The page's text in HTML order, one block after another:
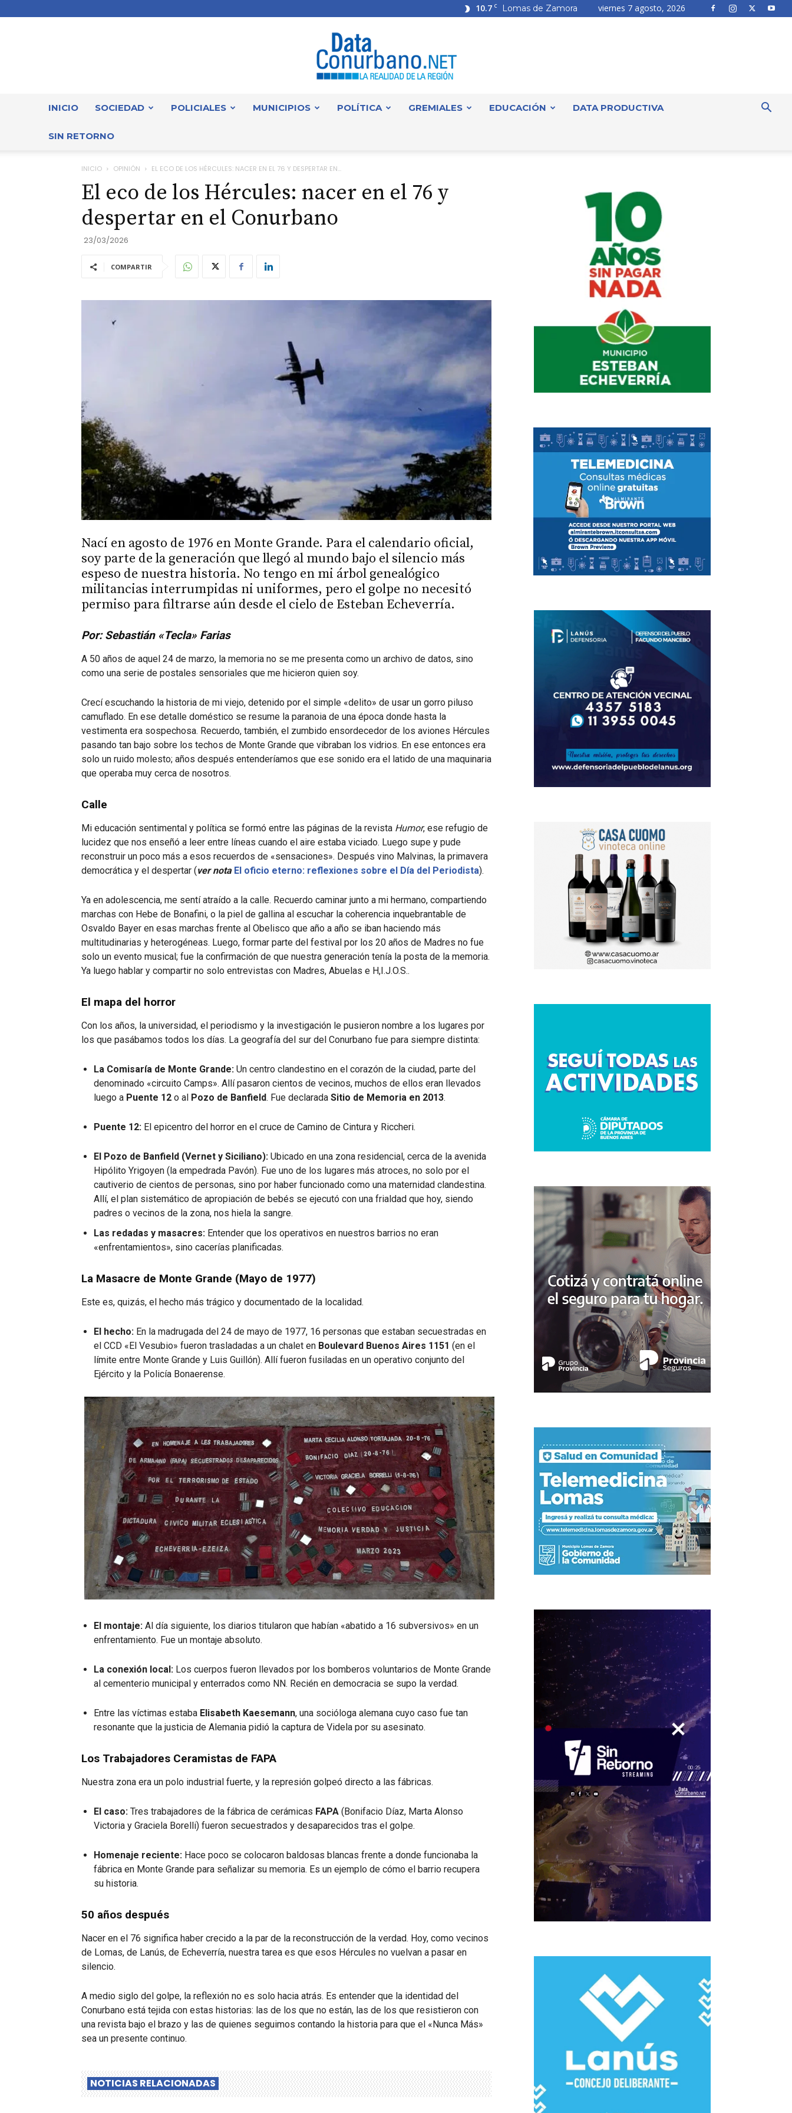
10.7 C Lomas de Zamora viernes 7 agosto, 2026
INICIO SOCIEDAD POLICIALES MUNICIPIOS POLÍTICA GREMIALES EDUCACIÓN DATA PRODUCTIVA
SIN RETORNO
INICIO OPINIÓN EL ECO DE LOS HÉRCULES: NACER EN EL 76 Y DESPERTAR EN...
El eco de los Hércules: nacer en el 76 y
despertar en el Conurbano
23/03/2026
COMPARTIR
Nací en agosto de 1976 en Monte Grande. Para el calendario oficial,
soy parte de la generación que llegó al mundo bajo el silencio más
espeso de nuestra historia. No tengo en mi árbol genealógico
militancias interrumpidas ni uniformes, pero el golpe no necesitó
permiso para filtrarse aún desde el cielo de Esteban Echeverría.
Por: Sebastián «Tecla» Farias
A 50 años de aquel 24 de marzo, la memoria no se me presenta como un archivo de datos, sino
como una serie de postales sensoriales que me hicieron quien soy.
Crecí escuchando la historia de mi viejo, detenido por el simple «delito» de usar un gorro piluso
camuflado. En ese detalle doméstico se resume la paranoia de una época donde hasta la
vestimenta era sospechosa. Recuerdo, también, el zumbido ensordecedor de los aviones Hércules
pasando tan bajo sobre los techos de Monte Grande que vibraban los vidrios. En ese entonces era
solo un ruido molesto; años después entenderíamos que ese sonido era el latido de una maquinaria
que operaba muy cerca de nosotros.
Calle
Mi educación sentimental y política se formó entre las páginas de la revista Humor, ese refugio de
lucidez que nos enseñó a leer entre líneas cuando el aire estaba viciado. Luego supe y pude
reconstruir un poco más a esos recuerdos de «sensaciones». Después vino Malvinas, la primavera
democrática y el despertar (ver nota El oficio eterno: reflexiones sobre el Día del Periodista).
Ya en adolescencia, me sentí atraído a la calle. Recuerdo caminar junto a mi hermano, compartiendo
marchas con Hebe de Bonafini, o la piel de gallina al escuchar la coherencia inquebrantable de
Osvaldo Bayer en esas marchas frente al Obelisco que año a año se iban haciendo más
multitudinarias y heterogéneas. Luego, formar parte del festival por los 20 años de Madres no fue
solo un evento musical; fue la confirmación de que nuestra generación tenía la posta de la memoria.
Ya luego hablar y compartir no solo entrevistas con Madres, Abuelas e H,I.J.O.S..
El mapa del horror
Con los años, la universidad, el periodismo y la investigación le pusieron nombre a los lugares por
los que pasábamos todos los días. La geografía del sur del Conurbano fue para siempre distinta:
La Comisaría de Monte Grande: Un centro clandestino en el corazón de la ciudad, parte del
denominado «circuito Camps». Allí pasaron cientos de vecinos, muchos de ellos eran llevados
luego a Puente 12 o al Pozo de Banfield. Fue declarada Sitio de Memoria en 2013.
Puente 12: El epicentro del horror en el cruce de Camino de Cintura y Riccheri.
El Pozo de Banfield (Vernet y Siciliano): Ubicado en una zona residencial, cerca de la avenida
Hipólito Yrigoyen (la empedrada Pavón). Fue uno de los lugares más atroces, no solo por el
cautiverio de cientos de personas, sino por haber funcionado como una maternidad clandestina.
Allí, el plan sistemático de apropiación de bebés se ejecutó con una frialdad que hoy, siendo
padres o vecinos de la zona, nos hiela la sangre.
Las redadas y masacres: Entender que los operativos en nuestros barrios no eran
«enfrentamientos», sino cacerías planificadas.
La Masacre de Monte Grande (Mayo de 1977)
Este es, quizás, el hecho más trágico y documentado de la localidad.
El hecho: En la madrugada del 24 de mayo de 1977, 16 personas que estaban secuestradas en
el CCD «El Vesubio» fueron trasladadas a un chalet en Boulevard Buenos Aires 1151 (en el
límite entre Monte Grande y Luis Guillón). Allí fueron fusiladas en un operativo conjunto del
Ejército y la Policía Bonaerense.
El montaje: Al día siguiente, los diarios titularon que habían «abatido a 16 subversivos» en un
enfrentamiento. Fue un montaje absoluto.
La conexión local: Los cuerpos fueron llevados por los bomberos voluntarios de Monte Grande
al cementerio municipal y enterrados como NN. Recién en democracia se supo la verdad.
Entre las víctimas estaba Elisabeth Kaesemann, una socióloga alemana cuyo caso fue tan
resonante que la justicia de Alemania pidió la captura de Videla por su asesinato.
Los Trabajadores Ceramistas de FAPA
Nuestra zona era un polo industrial fuerte, y la represión golpeó directo a las fábricas.
El caso: Tres trabajadores de la fábrica de cerámicas FAPA (Bonifacio Díaz, Marta Alonso
Victoria y Graciela Borelli) fueron secuestrados y desaparecidos tras el golpe.
Homenaje reciente: Hace poco se colocaron baldosas blancas frente a donde funcionaba la
fábrica en Monte Grande para señalizar su memoria. Es un ejemplo de cómo el barrio recupera
su historia.
50 años después
Nacer en el 76 significa haber crecido a la par de la reconstrucción de la verdad. Hoy, como vecinos
de Lomas, de Lanús, de Echeverría, nuestra tarea es que esos Hércules no vuelvan a pasar en
silencio.
A medio siglo del golpe, la reflexión no es solo hacia atrás. Es entender que la identidad del
Conurbano está tejida con estas historias: las de los que no están, las de los que resistieron con
una revista bajo el brazo y las de quienes seguimos contando la historia para que el «Nunca Más»
sea un presente continuo.
NOTICIAS RELACIONADAS